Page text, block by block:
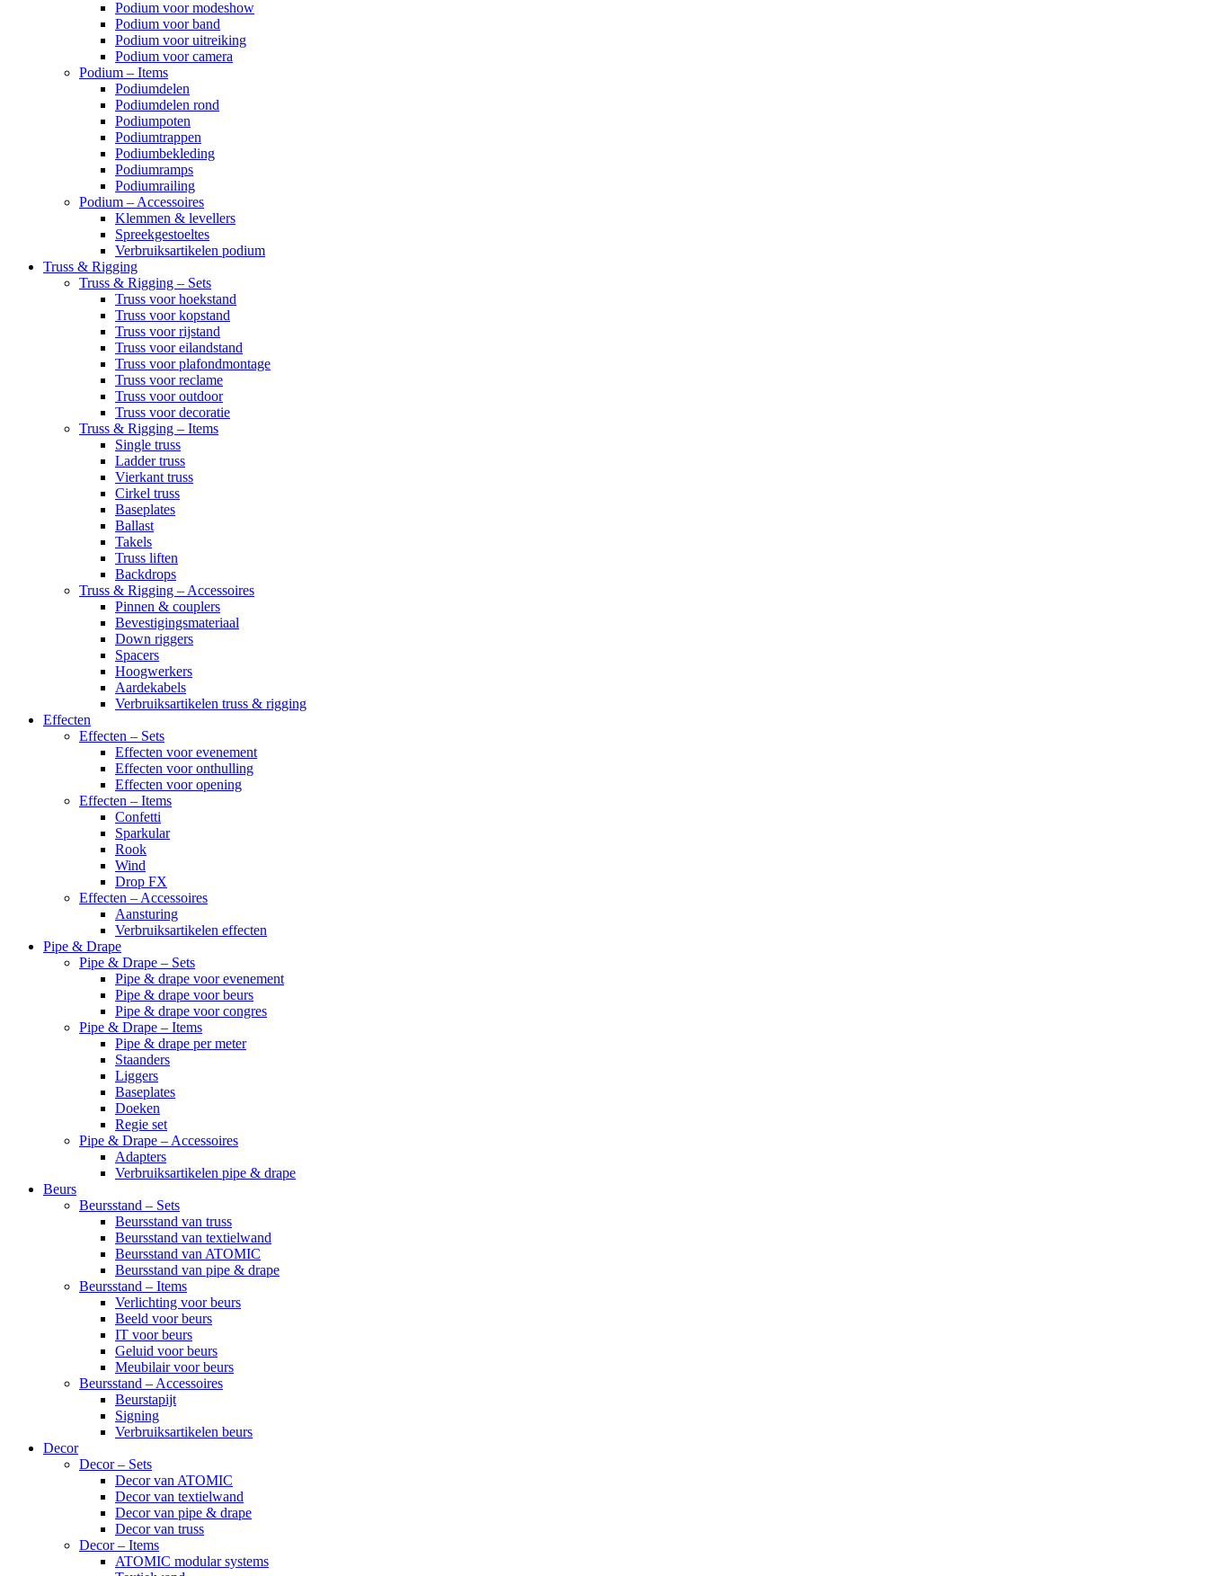
Podium voor modeshow
Podium voor band
Podium voor uitreiking
Podium voor camera
Podium – Items
Podiumdelen
Podiumdelen rond
Podiumpoten
Podiumtrappen
Podiumbekleding
Podiumramps
Podiumrailing
Podium – Accessoires
Klemmen & levellers
Spreekgestoeltes
Verbruiksartikelen podium
Truss & Rigging
Truss & Rigging – Sets
Truss voor hoekstand
Truss voor kopstand
Truss voor rijstand
Truss voor eilandstand
Truss voor plafondmontage
Truss voor reclame
Truss voor outdoor
Truss voor decoratie
Truss & Rigging – Items
Single truss
Ladder truss
Vierkant truss
Cirkel truss
Baseplates
Ballast
Takels
Truss liften
Backdrops
Truss & Rigging – Accessoires
Pinnen & couplers
Bevestigingsmateriaal
Down riggers
Spacers
Hoogwerkers
Aardekabels
Verbruiksartikelen truss & rigging
Effecten
Effecten – Sets
Effecten voor evenement
Effecten voor onthulling
Effecten voor opening
Effecten – Items
Confetti
Sparkular
Rook
Wind
Drop FX
Effecten – Accessoires
Aansturing
Verbruiksartikelen effecten
Pipe & Drape
Pipe & Drape – Sets
Pipe & drape voor evenement
Pipe & drape voor beurs
Pipe & drape voor congres
Pipe & Drape – Items
Pipe & drape per meter
Staanders
Liggers
Baseplates
Doeken
Regie set
Pipe & Drape – Accessoires
Adapters
Verbruiksartikelen pipe & drape
Beurs
Beursstand – Sets
Beursstand van truss
Beursstand van textielwand
Beursstand van ATOMIC
Beursstand van pipe & drape
Beursstand – Items
Verlichting voor beurs
Beeld voor beurs
IT voor beurs
Geluid voor beurs
Meubilair voor beurs
Beursstand – Accessoires
Beurstapijt
Signing
Verbruiksartikelen beurs
Decor
Decor – Sets
Decor van ATOMIC
Decor van textielwand
Decor van pipe & drape
Decor van truss
Decor – Items
ATOMIC modular systems